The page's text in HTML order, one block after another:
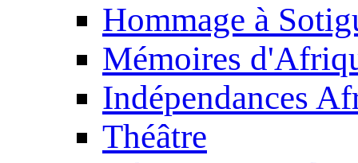
Hommage à
Mémoires
Indépendances
Théâtre